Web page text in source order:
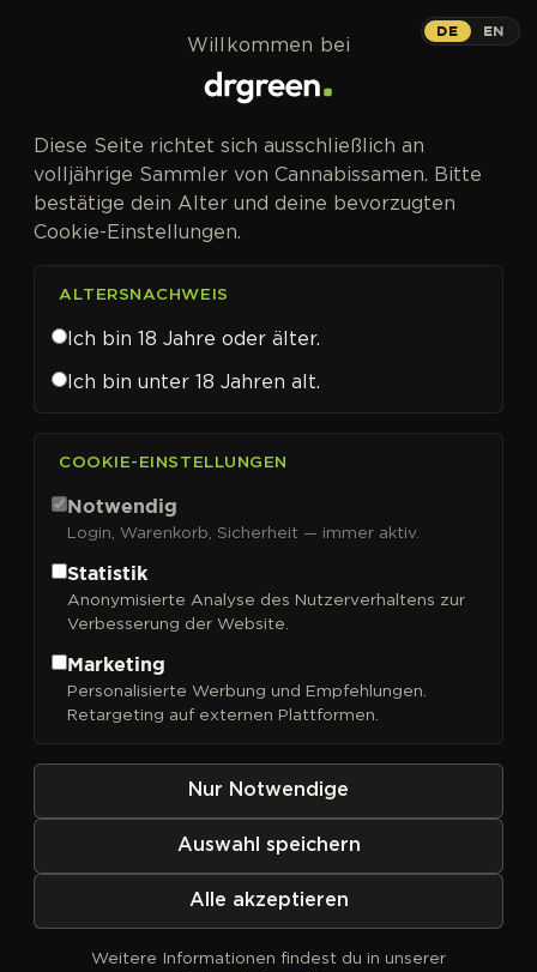
Amsterdam Genetics
Sortieren nach
DE EN
Willkommen bei
Diese Seite richtet sich ausschließlich an
volljährige Sammler von Cannabissamen. Bitte
bestätige dein Alter und deine bevorzugten
Cookie-Einstellungen.
ALTERSNACHWEIS
Ich bin 18 Jahre oder älter.
Ich bin unter 18 Jahren alt.
COOKIE-EINSTELLUNGEN
Notwendig
Login, Warenkorb, Sicherheit — immer aktiv.
Statistik
Anonymisierte Analyse des Nutzerverhaltens zur
Verbesserung der Website.
Marketing
Personalisierte Werbung und Empfehlungen.
Retargeting auf externen Plattformen.
Nur Notwendige
Auswahl speichern
Alle akzeptieren
Weitere Informationen findest du in unserer